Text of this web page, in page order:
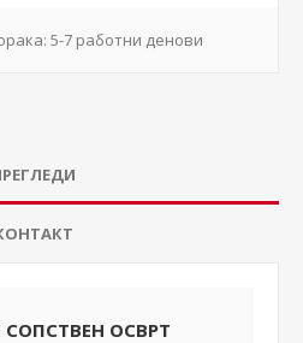
5-7 работни денови
ОСВРТ